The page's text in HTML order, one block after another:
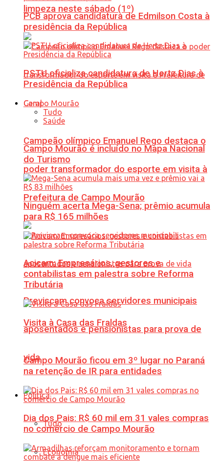
limpeza neste sábado (1º)
Campeão olímpico Emanuel Rego destaca o
poder transformador do esporte em visita à
Prefeitura de Campo Mourão
Previscam convoca servidores municipais
aposentados e pensionistas para prova de
vida
Política
Tudo
Economia
PCB aprova candidatura de Edmilson Costa à
presidência da República
PSTU oficializa candidatura de Hertz Dias à
Presidência da República
Geral
Tudo
Saúde
Campo Mourão é incluído no Mapa Nacional
do Turismo
Ninguém acerta Mega-Sena; prêmio acumula
para R$ 165 milhões
Acicam: Empresários, gestores e
contabilistas em palestra sobre Reforma
Tributária
Visita à Casa das Fraldas
Campo Mourão ficou em 3º lugar no Paraná
na retenção de IR para entidades
Dia dos Pais: R$ 60 mil em 31 vales compras
no comércio de Campo Mourão